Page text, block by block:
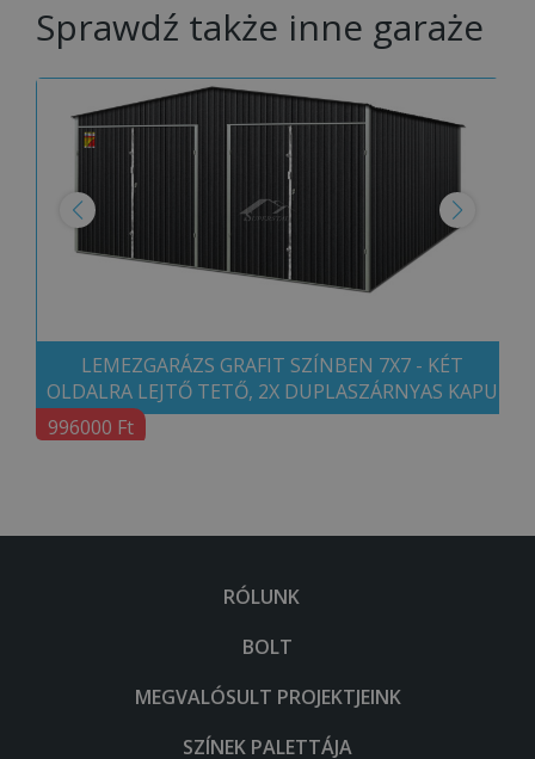
Sprawdź także inne garaże
LEMEZGARÁZS GRAFIT SZÍNBEN 7X7 - KÉT
OLDALRA LEJTŐ TETŐ, 2X DUPLASZÁRNYAS KAPU
996000 Ft
RÓLUNK
BOLT
MEGVALÓSULT PROJEKTJEINK
SZÍNEK PALETTÁJA